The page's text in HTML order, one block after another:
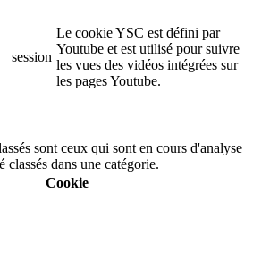
session
Le cookie YSC est défini par
Youtube et est utilisé pour suivre
les vues des vidéos intégrées sur
les pages Youtube.
sont ceux qui sont en cours d'analyse
classés dans une catégorie.
Cookie